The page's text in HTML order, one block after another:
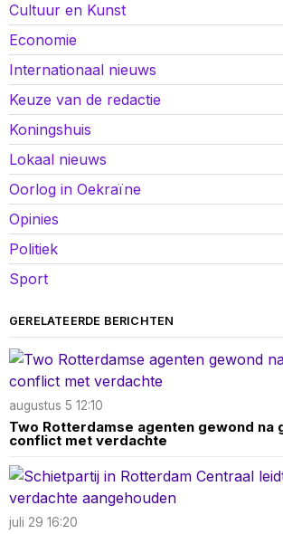
Cultuur en Kunst
Economie
Internationaal nieuws
Keuze van de redactie
Koningshuis
Lokaal nieuws
Oorlog in Oekraïne
Opinies
Politiek
Sport
GERELATEERDE BERICHTEN
augustus 5 12:10
Two Rotterdamse agenten gewond na
conflict met verdachte
juli 29 16:20